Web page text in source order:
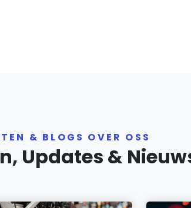
& BLOGS OVER OSS
Updates &